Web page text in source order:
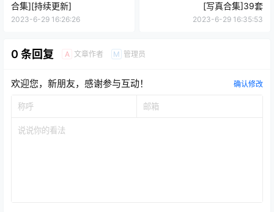
合集][持续更新]
2023-6-29 16:26:26
[写真合集]39套
2023-6-29 16:35:53
0 条回复 A 文章作者 M 管理员
欢迎您，新朋友，感谢参与互动！ 确认修改